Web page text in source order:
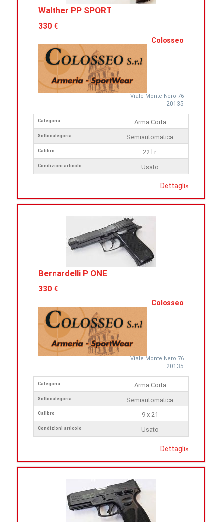
Walther PP SPORT
330 €
Colosseo
Viale Monte Nero 76
20135
Categoria
Sottocategoria
Calibro
Condizioni articolo
Arma Corta
Semiautomatica
22 l.r.
Usato
Dettagli»
Bernardelli P ONE
330 €
Colosseo
Viale Monte Nero 76
20135
Categoria
Sottocategoria
Calibro
Condizioni articolo
Arma Corta
Semiautomatica
9 x 21
Usato
Dettagli»